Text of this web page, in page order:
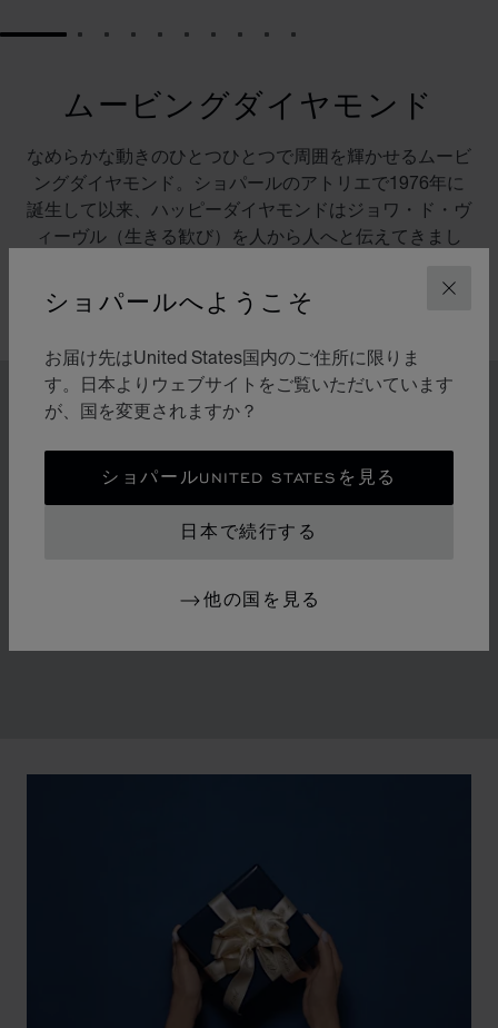
閉じる
ショパールへようこそ
お届け先はUnited States国内のご住所に限りま
す。日本よりウェブサイトをご覧いただいています
が、国を変更されますか？
ショパールUNITED STATESを見る
日本で続行する
他の国を見る
GO TO SLIDE 1GO TO SLIDE 2
GO TO SLIDE 3
GO TO SLIDE 4
GO TO SLIDE 5
GO TO SLIDE 6
GO TO SLIDE 7
GO TO SLIDE 8
GO TO SLIDE 9
GO TO SLIDE 10
ムービングダイヤモンド
なめらかな動きのひとつひとつで周囲を輝かせるムービ
ングダイヤモンド。ショパールのアトリエで1976年に
誕生して以来、ハッピーダイヤモンドはジョワ・ド・ヴ
ィーヴル（生きる歓び）を人から人へと伝えてきまし
由と光が人々を素敵な笑顔に誘います。
アイデンティティ
ムービングダイヤモンドのレ
ガシー
1970年代半ば、ウォッチメイキングとラグジュアリー
添いました。メゾンはそのアイデンティティを築き上げ